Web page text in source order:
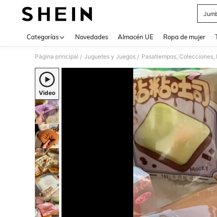
Categorías Novedades Almacén UE Ropa de mujer
Página principal / Juguetes y Juegos / Pasatiempos, Colecciones,
Video